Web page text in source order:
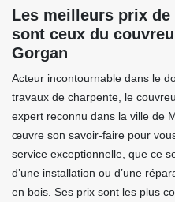
Les meilleurs prix
sont ceux du
Gorgan
Acteur incontournable dans le
travaux de charpente, le
expert reconnu dans la ville de
œuvre son savoir-faire pour
service exceptionnelle, que ce
d’une installation ou d’une
en bois. Ses prix sont les plus